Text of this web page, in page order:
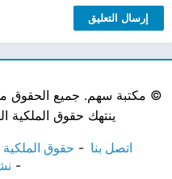
© مكتبة سهم. جميع
ينتهك حقوق الملكية
اتصل بنا حقوق الملكية